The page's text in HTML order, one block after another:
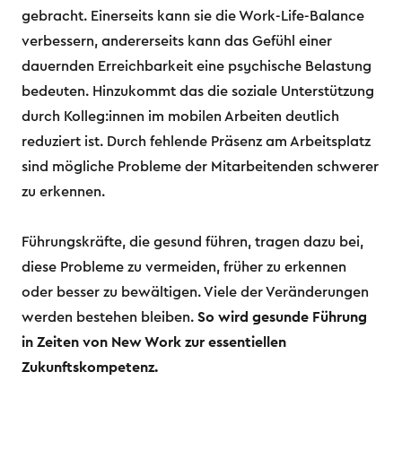
gebracht. Einerseits kann sie die Work-Life-Balance
verbessern, andererseits kann das Gefühl einer
dauernden Erreichbarkeit eine psychische Belastung
bedeuten. Hinzukommt das die soziale Unterstützung
durch Kolleg:innen im mobilen Arbeiten deutlich
reduziert ist. Durch fehlende Präsenz am Arbeitsplatz
sind mögliche Probleme der Mitarbeitenden schwerer
zu erkennen.
Führungskräfte, die gesund führen, tragen dazu bei,
diese Probleme zu vermeiden, früher zu erkennen
oder besser zu bewältigen. Viele der Veränderungen
werden bestehen bleiben. So wird gesunde Führung
in Zeiten von New Work zur essentiellen
Zukunftskompetenz.